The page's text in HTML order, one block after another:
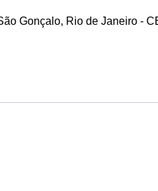
Gonçalo, Rio de Janeiro -